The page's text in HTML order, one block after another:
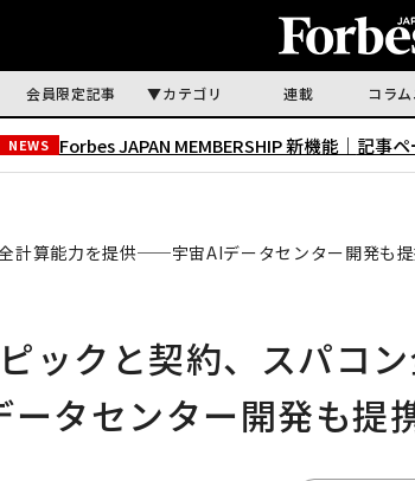
会員限定記事 カテゴリ 連載 コラ
NEWS Forbes JAPAN MEMBERSHIP 新機能｜ 記事
計算能力を提供──宇宙AIデータセンター開発も
ックと契約、スパコ
タセンター開発も提